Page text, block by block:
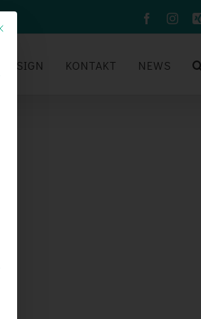
Facebook
DESIGN KONTAKT NEWS